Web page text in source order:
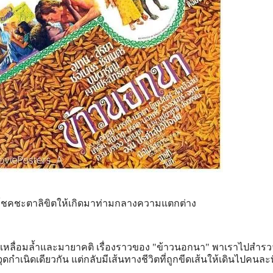
ชคชะตาลิขิตให้เกิดมาท่ามกลางความแตกต่าง
ลื่อมล้ำและมายาคติ เรื่องราวของ "ข้าวนอกนา" พาเราไปสำร
กำเนิดเดียวกัน แต่กลับมีเส้นทางชีวิตที่ถูกขีดเส้นให้เดินไปคนล